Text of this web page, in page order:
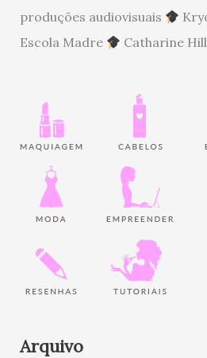
produções audiovisuais
Escola Madre
Catharine Hill
Arquivo